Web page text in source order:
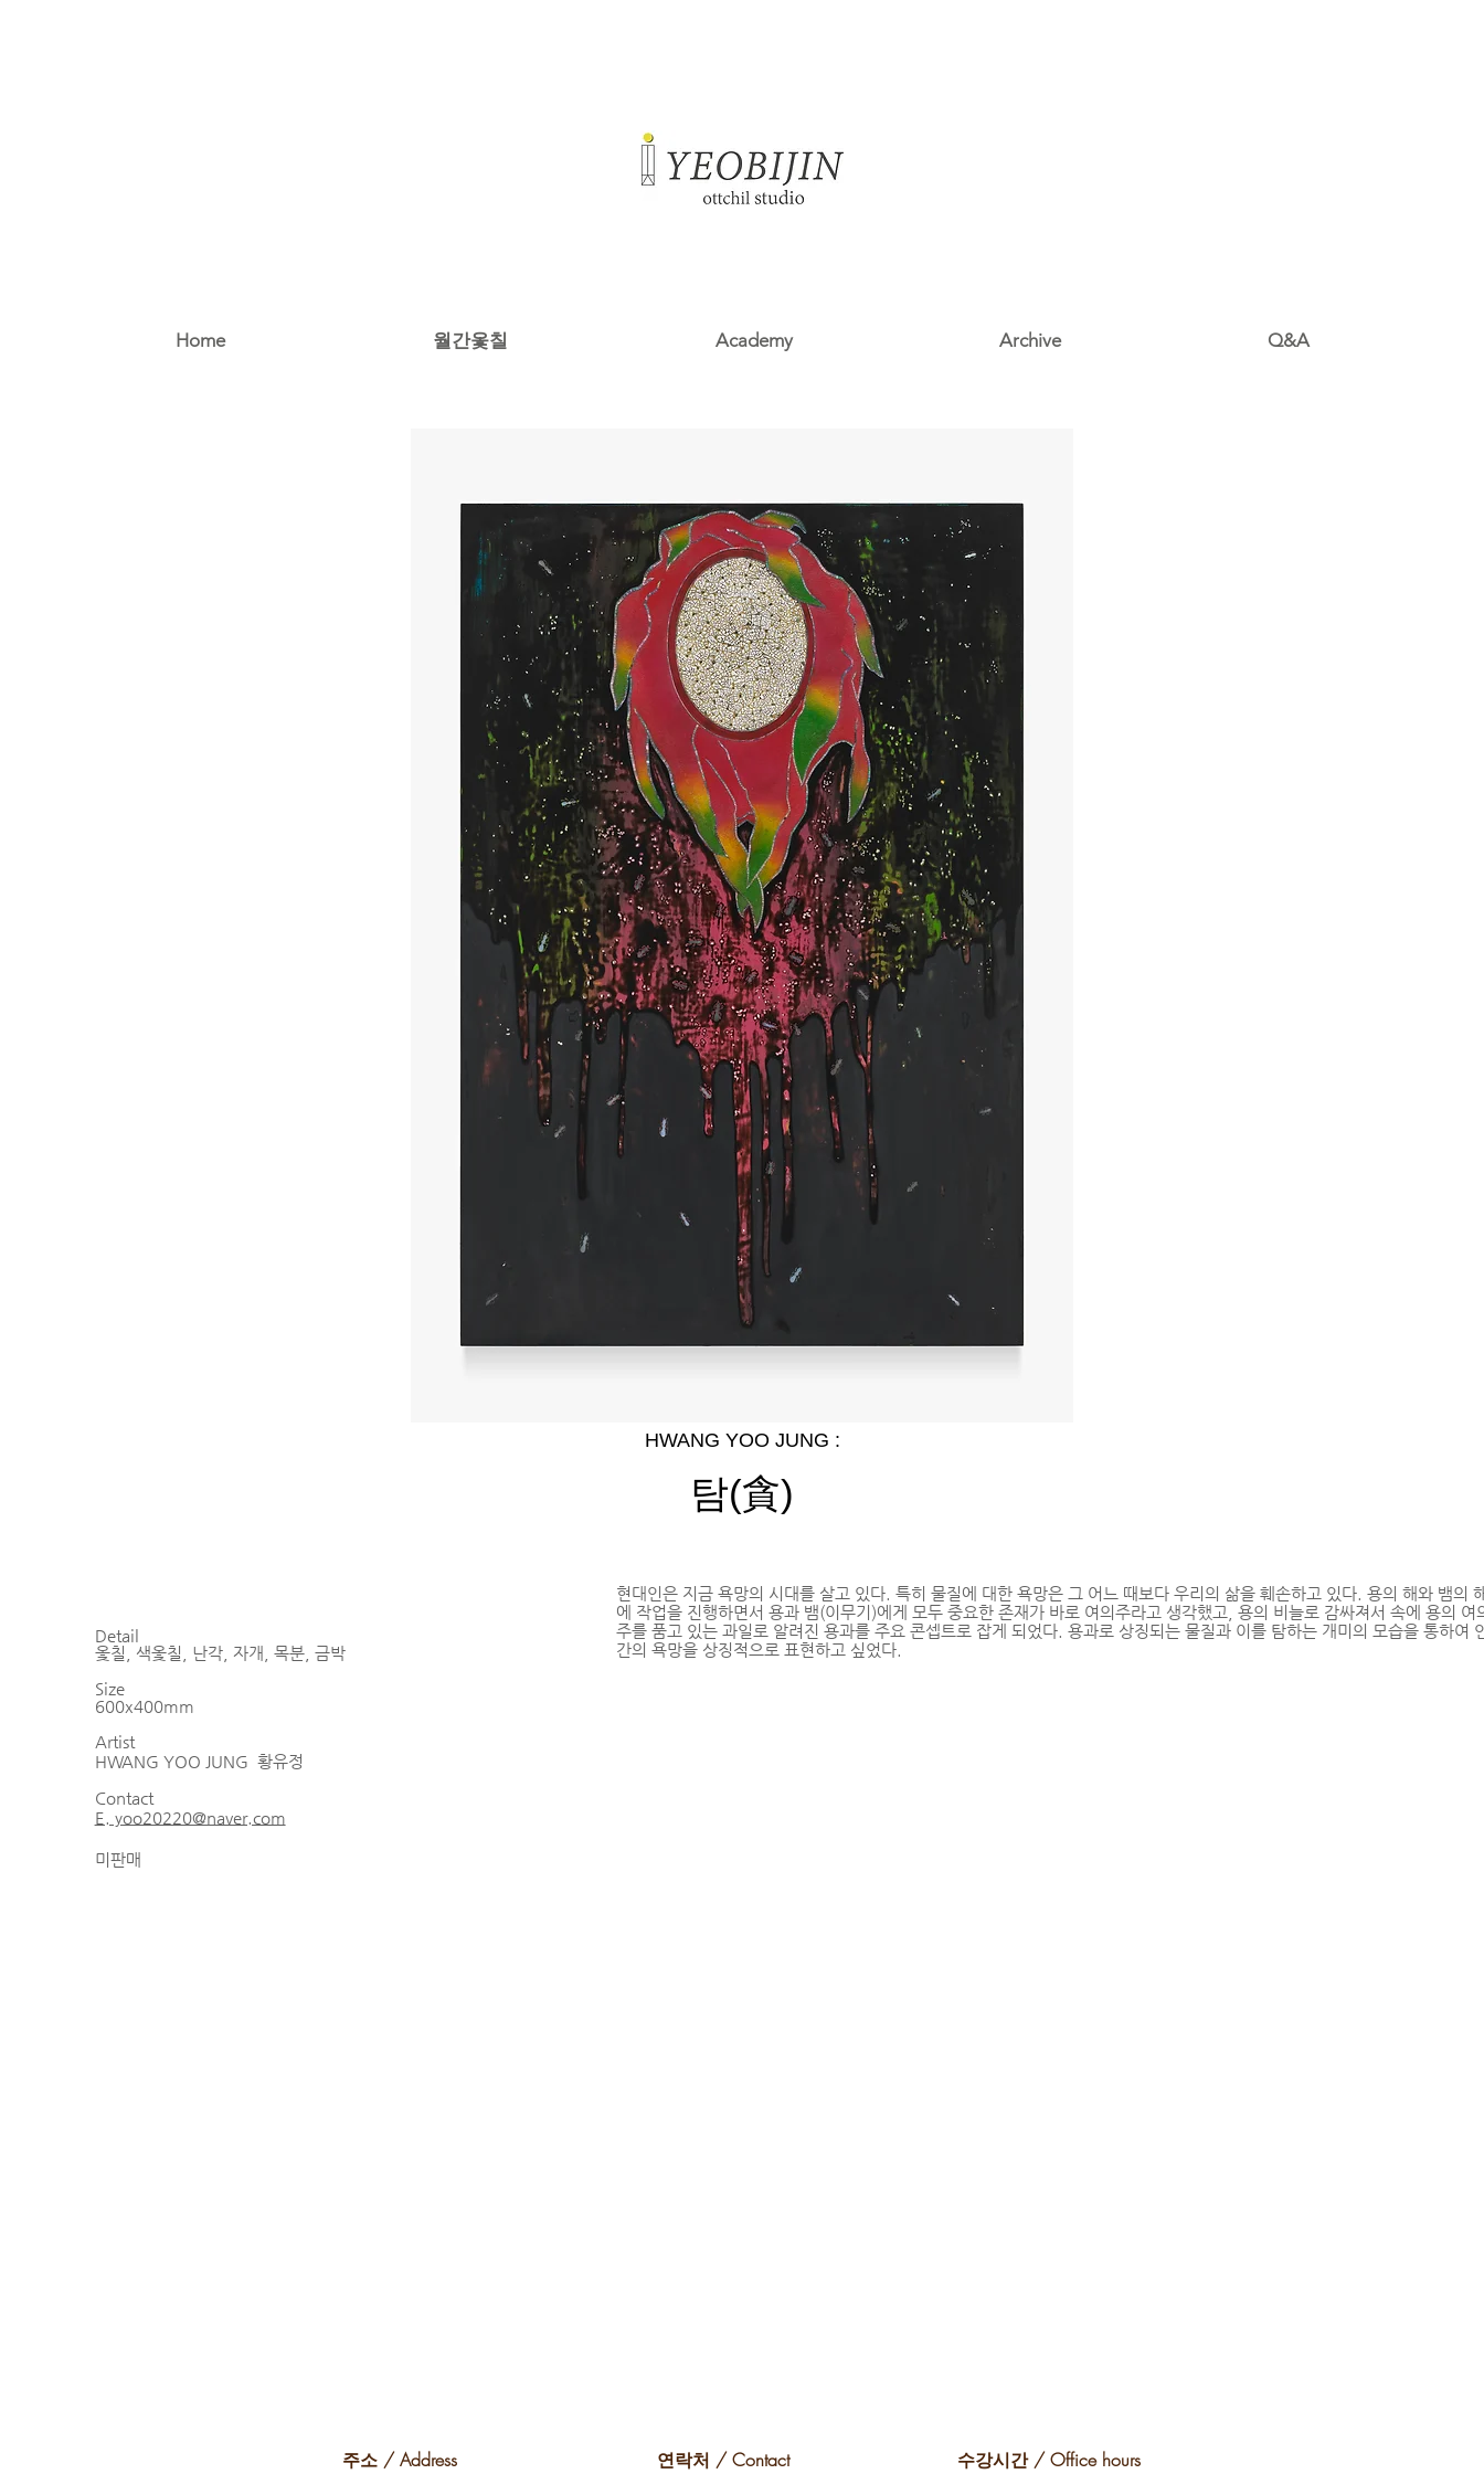
Home 월간옻칠 Academy Archive Q&A
HWANG YOO JUNG :
탐(貪)
Detail
옻칠, 색옻칠, 난각, 자개, 목분, 금박
Size
600x400mm
Artist
HWANG YOO JUNG 황유정
Contact
E. yoo20220@naver.com
미판매
현대인은 지금 욕망의 시대를 살고 있다. 특히 물질에 대한 욕망은 그 어느 때보다 우리의 삶을 훼손하고 있다. 용의 해와 뱀의
에 작업을 진행하면서 용과 뱀(이무기)에게 모두 중요한 존재가 바로 여의주라고 생각했고, 용의 비늘로 감싸져서 속에 용의 여
주를 품고 있는 과일로 알려진 용과를 주요 콘셉트로 잡게 되었다. 용과로 상징되는 물질과 이를 탐하는 개미의 모습을 통하여
간의 욕망을 상징적으로 표현하고 싶었다.
​주소 / Address 연락처 / Contact 수강시간 / Office hours